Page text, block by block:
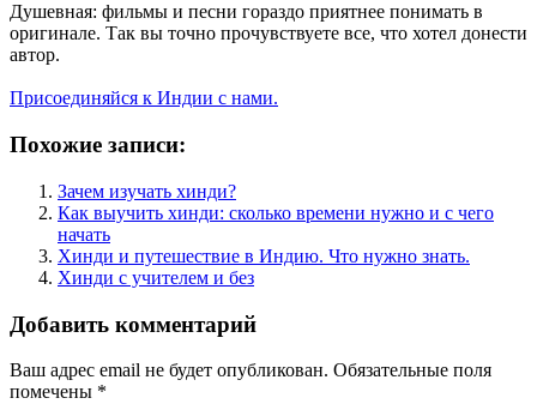
Душевная: фильмы и песни гораздо приятнее понимать в
оригинале. Так вы точно прочувствуете все, что хотел донести
автор.
Присоединяйся к Индии с нами.
Похожие записи:
Зачем изучать хинди?
Как выучить хинди: сколько времени нужно и с чего
начать
Хинди и путешествие в Индию. Что нужно знать.
Хинди с учителем и без
Добавить комментарий
Ваш адрес email не будет опубликован. Обязательные поля
помечены *